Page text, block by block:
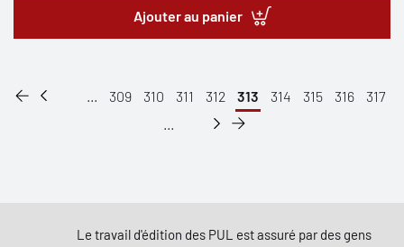
Ajouter au panier
... 309 310 311 312 313 314 315 316
317
...
Le travail d'édition des PUL est assuré par des gens